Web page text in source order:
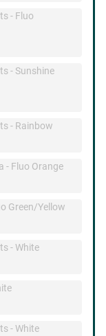
- Fluo
- Sunshine
- Rainbow
- Fluo Orange
Green/Yellow
- White
- White